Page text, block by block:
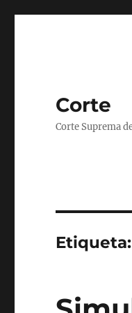
Corte
Corte Suprema
Etiqueta: